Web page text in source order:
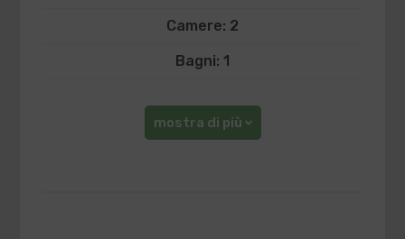
Camere: 2
Bagni: 1
mostra di più